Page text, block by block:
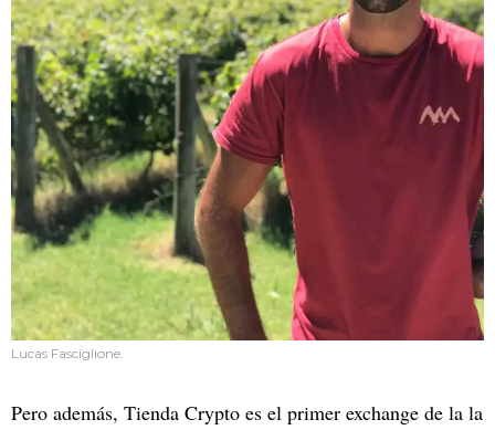
Lucas Fasciglione.
Pero además, Tienda Crypto es el primer exchange de la la